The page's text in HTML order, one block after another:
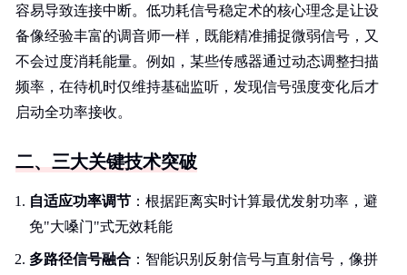
容易导致连接中断。低功耗信号稳定术的核心理念是让设
备像经验丰富的调音师一样，既能精准捕捉微弱信号，又
不会过度消耗能量。例如，某些传感器通过动态调整扫描
频率，在待机时仅维持基础监听，发现信号强度变化后才
启动全功率接收。
二、三大关键技术突破
自适应功率调节 ：根据距离实时计算最优发射功率，避
免"大嗓门"式无效耗能
多路径信号融合 ：智能识别反射信号与直射信号，像拼